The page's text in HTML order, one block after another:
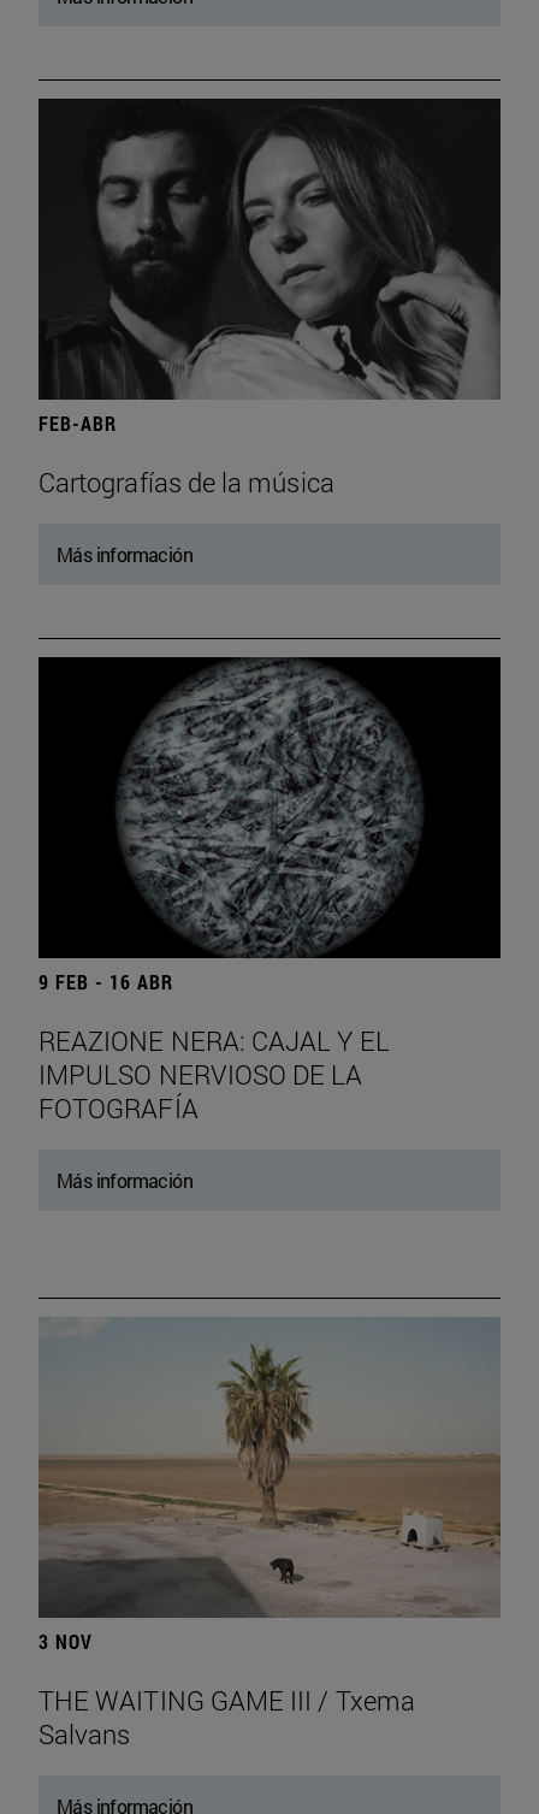
FEB-ABR
Cartografías de la música
Más información
9 FEB - 16 ABR
REAZIONE NERA: CAJAL Y EL
IMPULSO NERVIOSO DE LA
FOTOGRAFÍA
Más información
3 NOV
THE WAITING GAME III / Txema
Salvans
Más información